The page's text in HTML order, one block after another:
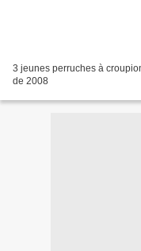
3 jeunes perruches à
de 2008